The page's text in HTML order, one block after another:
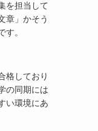
を担当して
章」かそう
す。
格しており
の同期には
い環境にあ